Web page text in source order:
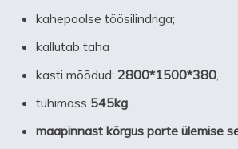
kahepoolse töösilindriga;
kallutab taha
kasti mõõdud: 2800*1500*380,
tühimass 545kg,
maapinnast kõrgus porte ülemise